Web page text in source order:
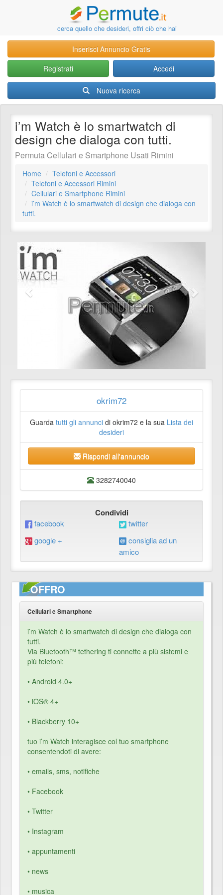
cerca quello che desideri, offri ciò che hai
Inserisci Annuncio Gratis
Registrati
Accedi
Nuova ricerca
i’m Watch è lo smartwatch di
design che dialoga con tutti.
Permuta Cellulari e Smartphone Usati Rimini
Home
Telefoni e Accessori
Telefoni e Accessori Rimini
Cellulari e Smartphone Rimini
i’m Watch è lo smartwatch di design che dialoga con
tutti.
okrim72
Guarda tutti gli annunci di okrim72 e la sua Lista dei
desideri
Rispondi all'annuncio
3282740040
Condividi
facebook
twitter
google +
consiglia ad un
amico
OFFRO
Cellulari e Smartphone
i’m Watch è lo smartwatch di design che dialoga con
tutti.
Via Bluetooth™ tethering ti connette a più sistemi e
più telefoni:
• Android 4.0+
• iOS® 4+
• Blackberry 10+
tuo i’m Watch interagisce col tuo smartphone
consentendoti di avere:
• emails, sms, notifiche
• Facebook
• Twitter
• Instagram
• appuntamenti
• news
• musica